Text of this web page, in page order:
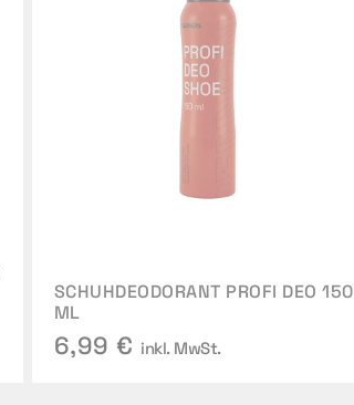
SCHUHDEODORANT PROFI DEO 150
ML
6,99 € inkl. MwSt.